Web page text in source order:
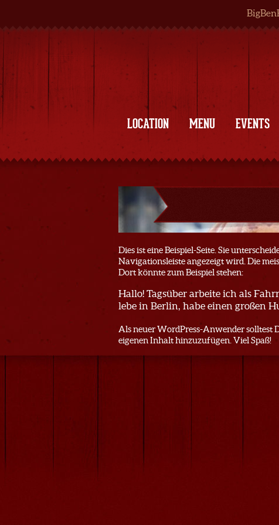
LOCATION MENU EVENTS
Dies ist eine Beispiel-Seite. Sie
Navigationsleiste angezeigt wird. Die
Dort könnte zum Beispiel stehen:
Hallo! Tagsüber arbeite ich als
lebe in Berlin, habe einen großen
Als neuer WordPress-Anwender solltest
eigenen Inhalt hinzuzufügen. Viel Spaß!